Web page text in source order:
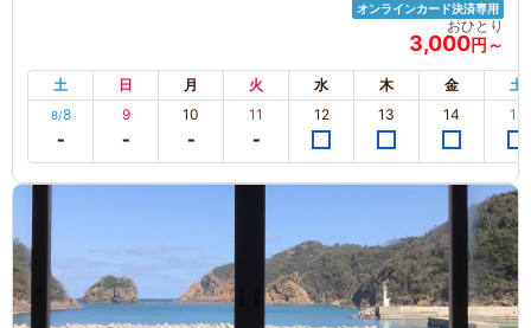
オンラインカード決済専用
おひとり
3,000円～
土 日 月 火 水 木 金 土
8/8 9 10 11 12 13 14 15